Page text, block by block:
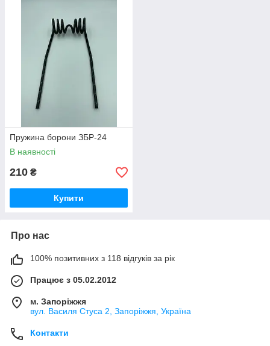
Пружина борони ЗБР-24
В наявності
210 ₴
Купити
Про нас
100% позитивних з 118 відгуків за рік
Працює з 05.02.2012
м. Запоріжжя
вул. Василя Стуса 2, Запоріжжя, Україна
Контакти